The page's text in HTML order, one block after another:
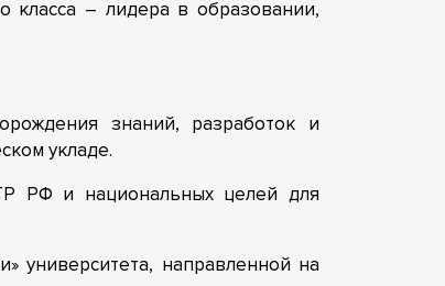
класса – лидера в образовании,
знаний, разработок и
укладе.
РФ и национальных целей для
университета, направленной на